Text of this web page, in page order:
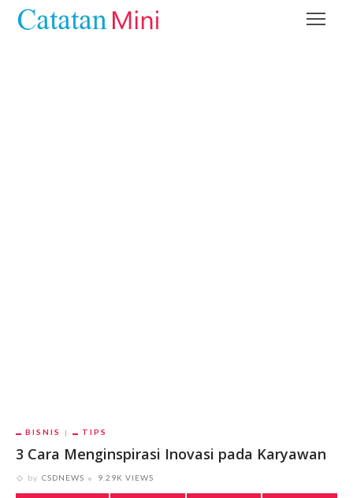
BISNIS TIPS
3 Cara Menginspirasi Inovasi pada Karyawan
by CSDNEWS 9.29K VIEWS